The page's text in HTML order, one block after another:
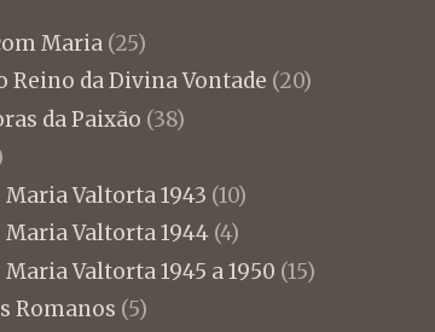
Maria(25)
Reino da Divina Vontade (20)
da Paixão (38)
Maria Valtorta 1943 (10)
Maria Valtorta 1944(4)
Maria Valtorta 1945 a 1950 (15)
Romanos (5)